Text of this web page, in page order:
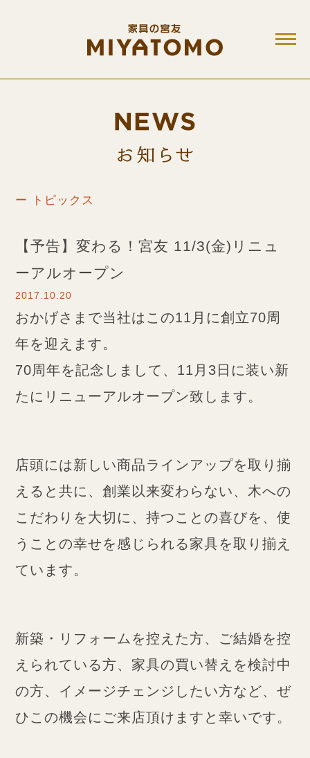
ー トピックス
【予告】変わる！宮友 11/3(金)リニュ
ーアルオープン
2017.10.20
おかげさまで当社はこの11月に創立70周
年を迎えます。
70周年を記念しまして、11月3日に装い新
たにリニューアルオープン致します。
店頭には新しい商品ラインアップを取り揃
えると共に、創業以来変わらない、木への
こだわりを大切に、持つことの喜びを、使
うことの幸せを感じられる家具を取り揃え
ています。
新築・リフォームを控えた方、ご結婚を控
えられている方、家具の買い替えを検討中
の方、イメージチェンジしたい方など、ぜ
ひこの機会にご来店頂けますと幸いです。